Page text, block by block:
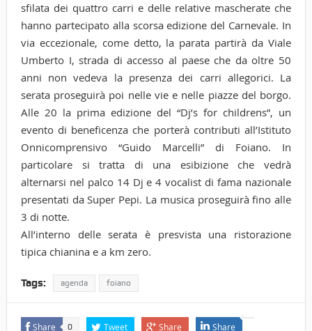
sfilata dei quattro carri e delle relative mascherate che
hanno partecipato alla scorsa edizione del Carnevale. In
via eccezionale, come detto, la parata partirà da Viale
Umberto I, strada di accesso al paese che da oltre 50
anni non vedeva la presenza dei carri allegorici. La
serata proseguirà poi nelle vie e nelle piazze del borgo.
Alle 20 la prima edizione del “Dj’s for childrens”, un
evento di beneficenza che porterà contributi all’Istituto
Onnicomprensivo “Guido Marcelli” di Foiano. In
particolare si tratta di una esibizione che vedrà
alternarsi nel palco 14 Dj e 4 vocalist di fama nazionale
presentati da Super Pepi. La musica proseguirà fino alle
3 di notte.
All’interno delle serata è presvista una ristorazione
tipica chianina e a km zero.
Tags: agenda foiano
Share 0 Tweet Share Share